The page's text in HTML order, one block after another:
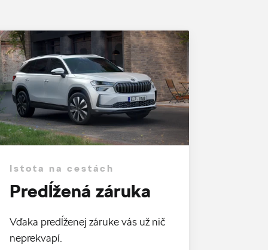
Istota na cestách
Predĺžená záruka
Vďaka predĺženej záruke vás už nič
neprekvapí.